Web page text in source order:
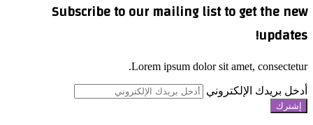
Subscribe to our mailing list to get the new
updates!
Lorem ipsum dolor sit amet, consectetur.
أدخل بريدك الإلكتروني